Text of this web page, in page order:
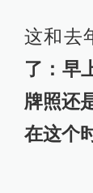
这和去
了：早
牌照还
在这个